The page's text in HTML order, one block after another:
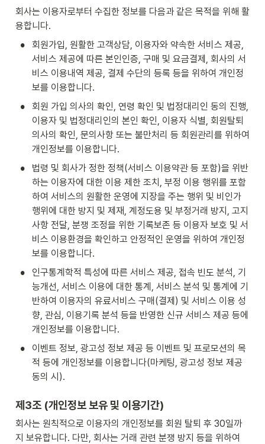
회사는 이용자로부터 수집한 정보를 다음과 같은 목적을 위해 활
용합니다.
•
회원가입, 원활한 고객상담, 이용자와 약속한 서비스 제공,
서비스 제공에 따른 본인인증, 구매 및 요금결제, 회사의 서
비스 이용내역 제공, 결제 수단의 등록 등을 위하여 개인정
보를 이용합니다.
•
회원 가입 의사의 확인, 연령 확인 및 법정대리인 동의 진행,
이용자 및 법정대리인의 본인 확인, 이용자 식별, 회원탈퇴
의사의 확인, 문의사항 또는 불만처리 등 회원관리를 위하여
개인정보를 이용합니다.
•
법령 및 회사가 정한 정책(서비스 이용약관 등 포함)을 위반
하는 이용자에 대한 이용 제한 조치, 부정 이용 행위를 포함
하여 서비스의 원활한 운영에 지장을 주는 행위 및 비인가
행위에 대한 방지 및 제재, 계정도용 및 부정거래 방지, 고지
사항 전달, 분쟁 조정을 위한 기록보존 등 이용자 보호 및 서
비스 이용환경을 확인하고 안정적인 운영을 위하여 개인정
보를 이용합니다.
•
인구통계학적 특성에 따른 서비스 제공, 접속 빈도 분석, 기
능개선, 서비스 이용에 대한 통계, 서비스 분석 및 통계에 기
반하여 이용자의 유료서비스 구매(결제) 및 서비스 이용 성
향, 관심, 이용기록 분석 등을 반영한 신규 서비스 제공 등에
개인정보를 이용합니다.
•
이벤트 정보, 광고성 정보 제공 등 이벤트 및 프로모션의 목
적 등에 개인정보를 이용합니다(마케팅, 광고성 정보 제공
동의 시).
제3조 (개인정보 보유 및 이용기간)
회사는 원칙적으로 이용자의 개인정보를 회원 탈퇴 후 30일까
지 보유합니다. 다만, 회사는 거래 관련 분쟁 방지 등을 위하여